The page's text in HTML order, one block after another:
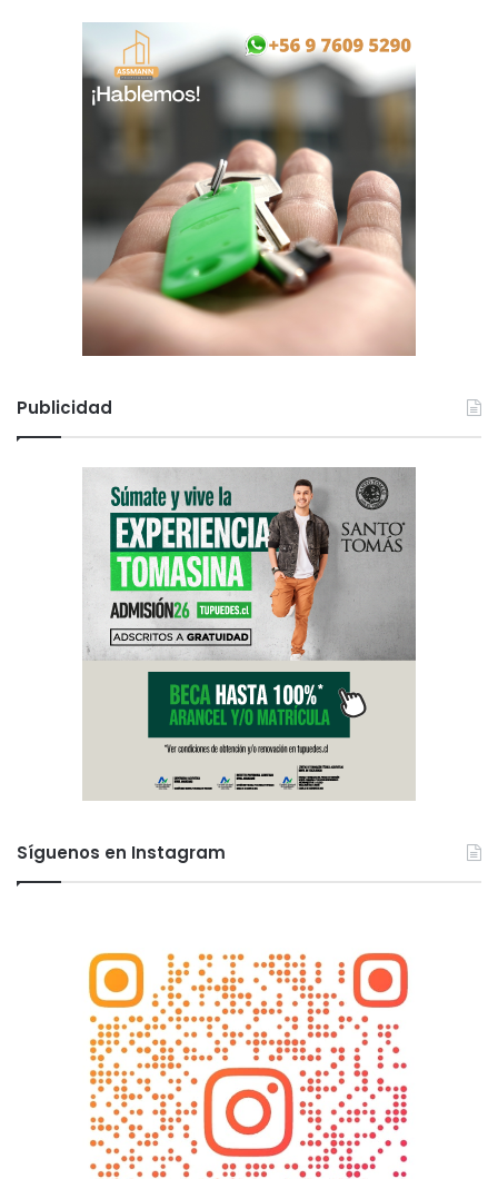
Publicidad
Síguenos en Instagram